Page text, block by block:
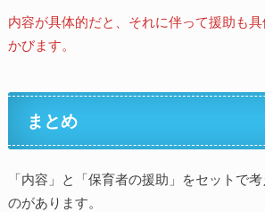
内容が具体的だと、それに伴って援助も
かびます。
まとめ
「内容」と「保育者の援助」をセットで
のがあります。